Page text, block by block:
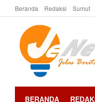
LATEST TRENDING
Rijali: Perlu Regulasi
Usaha Yang Tidak
Beranda Redaksi Sumut
BERANDA